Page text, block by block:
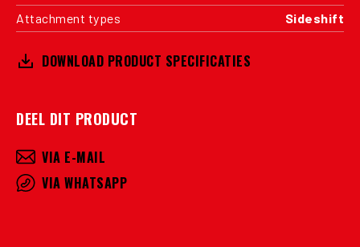
Attachment types
Sideshift
DOWNLOAD PRODUCT SPECIFICATIES
DEEL DIT PRODUCT
VIA E-MAIL
VIA WHATSAPP